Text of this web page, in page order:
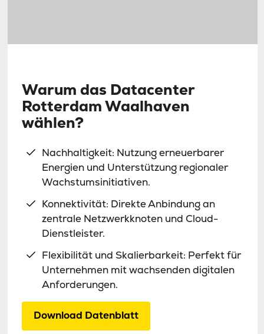
Warum das Datacenter
Rotterdam Waalhaven
wählen?
Nachhaltigkeit: Nutzung erneuerbarer
Energien und Unterstützung regionaler
Wachstumsinitiativen.
Konnektivität: Direkte Anbindung an
zentrale Netzwerkknoten und Cloud-
Dienstleister.
Flexibilität und Skalierbarkeit: Perfekt für
Unternehmen mit wachsenden digitalen
Anforderungen.
Download Datenblatt